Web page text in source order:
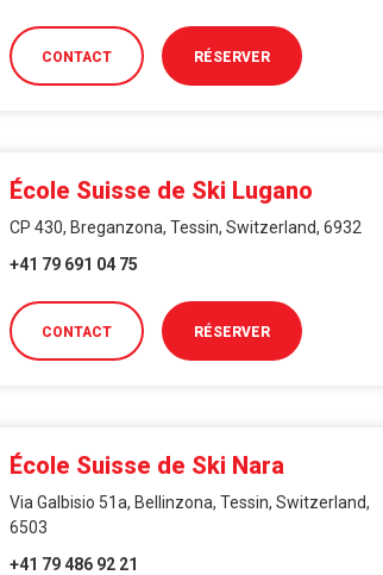
CONTACT RÉSERVER
École Suisse de Ski Lugano
CP 430, Breganzona, Tessin, Switzerland, 6932
+41 79 691 04 75
CONTACT RÉSERVER
École Suisse de Ski Nara
Via Galbisio 51a, Bellinzona, Tessin, Switzerland,
6503
+41 79 486 92 21